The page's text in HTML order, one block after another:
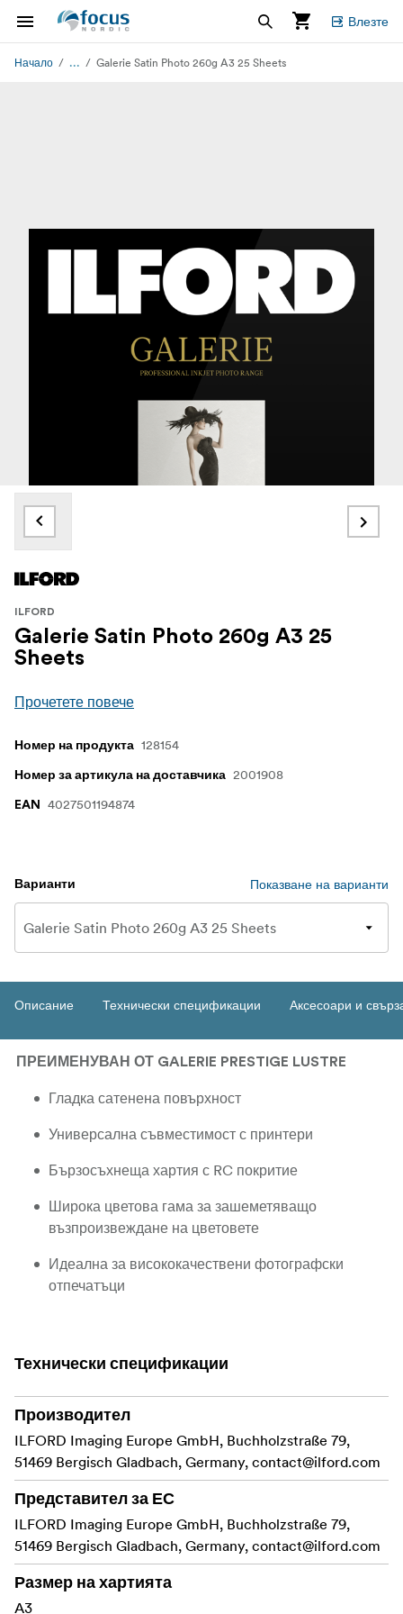
Влезте
Начало ... Galerie Satin Photo 260g A3 25 Sheets
ILFORD
Galerie Satin Photo 260g A3 25
Sheets
Прочетете повече
Номер на продукта 128154
Номер за артикула на доставчика 2001908
EAN 4027501194874
Варианти Показване на варианти
Описание Технически спецификации Аксесоари и
ПРЕИМЕНУВАН ОТ GALERIE PRESTIGE LUSTRE
Гладка сатенена повърхност
Универсална съвместимост с принтери
Бързосъхнеща хартия с RC покритие
Широка цветова гама за зашеметяващо
възпроизвеждане на цветовете
Идеална за висококачествени фотографски
отпечатъци
висококачествен фотохартия за мастиленоструйни
качества, удължена дълготрайност и здрава
повърхност за изключителни и издръжливи
отпечатъци. Както и неговият гланцов еквивалент, тази
хартия е създадена с помощта на най-новата
универсална технология за мастиленоструйно
покритие, която гарантира, че отпечатъците не само са
сухи на допир веднага след излизането от принтера,
но и са съвместими с всички популярни
производители на принтери.
Технически спецификации
Производител
ILFORD Imaging Europe GmbH, Buchholzstraße 79,
51469 Bergisch Gladbach, Germany, contact@ilford.com
Представител за ЕС
ILFORD Imaging Europe GmbH, Buchholzstraße 79,
51469 Bergisch Gladbach, Germany, contact@ilford.com
Размер на хартията
A3